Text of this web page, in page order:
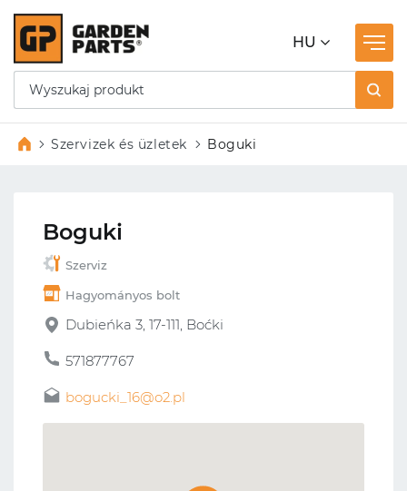
HU
Szervizek és üzletek Boguki
Boguki
Szerviz
Hagyományos bolt
Dubieńka 3, 17-111, Boćki
571877767
bogucki_16@o2.pl